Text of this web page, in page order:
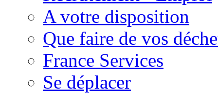
A votre disposition
Que faire de vos
France Services
Se déplacer